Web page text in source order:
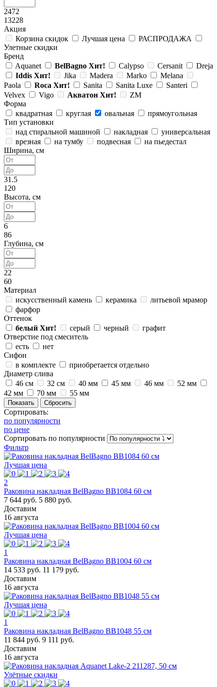
2472
13228
Акция
Корзина скидок
Лучшая цена
РАСПРОДАЖА
Улетные скидки
Бренд
Aquanet
BelBagno Хит! Calypso Cersanit
Dreja
Iddis Хит! Jika Madera Marko
Melana
Paola
Roca Хит! Sanita Sanita Luxe
Santeri
Velvex
Vigo Акватон Хит!
ZM
Форма
квадратная
круглая овальная
прямоугольная
Тип установки
над стиральной машиной
накладная
универсальная
врезная
на тумбу подвесная
на пьедестал
Ширина, см
31.5
120
Высота, см
6
86
Глубина, см
22
60
Материал
искусственный камень
керамика
литьевой мрамор
фарфор
Оттенок
белый Хит! серый черный
графит
Отверстие под смеситель
есть
нет
Сифон
в комплекте
приобретается отдельно
Диаметр слива
46 см
32 см 40 мм 45 мм 46 мм
52 мм
42 мм
70 мм 55 мм
Сортировать:
по популярности
по цене
Сортировать по популярности
Фильтр
Лучшая цена
2
Раковина накладная BelBagno BB1084 60 см
7 644 руб. 5 880 руб.
Доставим
16 августа
Лучшая цена
1
Раковина накладная BelBagno BB1004 60 см
14 533 руб. 11 179 руб.
Доставим
16 августа
Лучшая цена
1
Раковина накладная BelBagno BB1048 55 см
11 844 руб. 9 111 руб.
Доставим
16 августа
Улётные скидки